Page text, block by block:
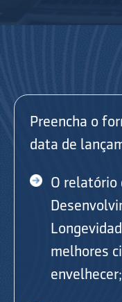
Preencha o
data de
O relatório
melhores
envelhecer;